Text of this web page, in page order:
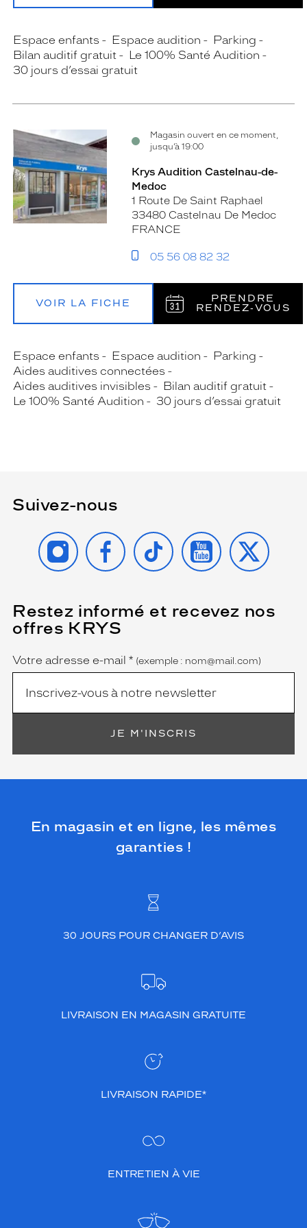
Espace enfants Espace audition
Parking
Bilan auditif gratuit
Le 100% Santé Audition
30 jours d’essai gratuit
Magasin ouvert en ce moment,
jusqu’à 19:00
Krys Audition Castelnau-de-
Medoc
1 Route De Saint Raphael
33480 Castelnau De Medoc
FRANCE
05 56 08 82 32
VOIR LA FICHE
PRENDRE
RENDEZ‑VOUS
Espace enfants Espace audition
Parking
Aides auditives connectées
Aides auditives invisibles
Bilan auditif gratuit
Le 100% Santé Audition
30 jours d’essai gratuit
Suivez-nous
INSTAGRAMFACEBOOK
TIKTOK YOUTUBE
X
Restez informé et recevez nos
offres KRYS
Name
Votre adresse e-mail *
(Ce
champ
est
obligatoire)
(exemple : nom@mail.com)
JE M'INSCRIS
En magasin et en ligne, les mêmes
garanties !
30 JOURS POUR CHANGER D’AVIS
LIVRAISON EN MAGASIN GRATUITE
LIVRAISON RAPIDE*
ENTRETIEN À VIE